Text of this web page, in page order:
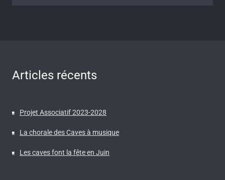
Articles récents
Projet Associatif 2023-2028
La chorale des Caves à musique
Les caves font la fête en Juin